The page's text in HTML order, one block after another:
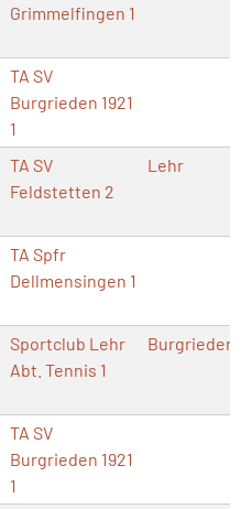
Grimmelfingen 1
TA SV
Burgrieden 1921
1
TA SV
Feldstetten 2
Lehr
TA Spfr
Dellmensingen 1
Sportclub Lehr
Abt. Tennis 1
Burgrieden
TA SV
Burgrieden 1921
1